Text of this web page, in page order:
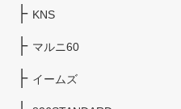
KNS
マルニ60
イームズ